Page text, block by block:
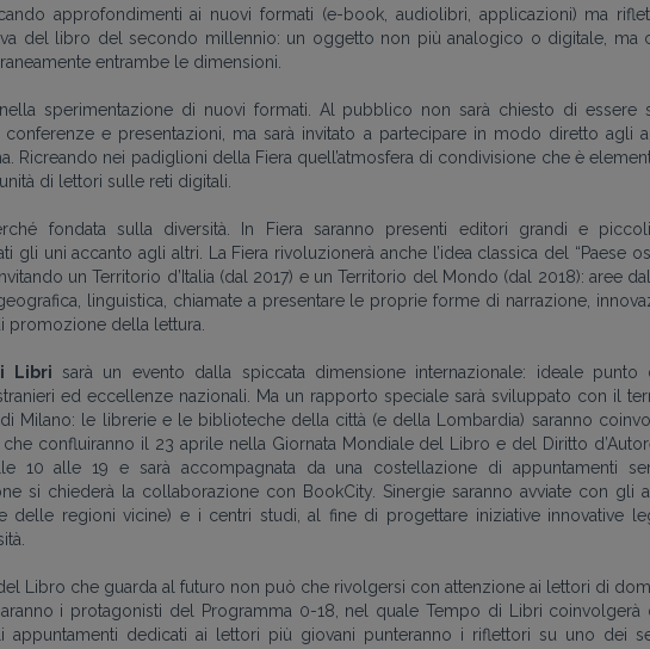
approfondimenti ai nuovi formati (e-book, audiolibri, applicazioni) ma
del libro del secondo millennio: un oggetto non più analogico o digitale, ma
entrambe le dimensioni.
nella sperimentazione di nuovi formati. Al pubblico non sarà chiesto di essere
conferenze e presentazioni, ma sarà invitato a partecipare in modo diretto agli
Ricreando nei padiglioni della Fiera quell’atmosfera di condivisione che è
di lettori sulle reti digitali.
fondata sulla diversità. In Fiera saranno presenti editori grandi e
gli uni accanto agli altri. La Fiera rivoluzionerà anche l’idea classica del “Paese
un Territorio d’Italia (dal 2017) e un Territorio del Mondo (dal 2018): aree
linguistica, chiamate a presentare le proprie forme di narrazione,
promozione della lettura.
Libri sarà un evento dalla spiccata dimensione internazionale: ideale
ed eccellenze nazionali. Ma un rapporto speciale sarà sviluppato con il
Milano: le librerie e le biblioteche della città (e della Lombardia) saranno
che confluiranno il 23 aprile nella Giornata Mondiale del Libro e del Diritto
10 alle 19 e sarà accompagnata da una costellazione di appuntamenti
si chiederà la collaborazione con BookCity. Sinergie saranno avviate con gli
delle regioni vicine) e i centri studi, al fine di progettare iniziative innovative
Libro che guarda al futuro non può che rivolgersi con attenzione ai lettori di
i protagonisti del Programma 0-18, nel quale Tempo di Libri coinvolgerà
appuntamenti dedicati ai lettori più giovani punteranno i riflettori su uno dei